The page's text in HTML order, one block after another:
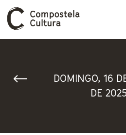
DOMINGO, 16
DE